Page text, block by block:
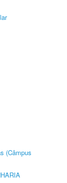
(Câmpus